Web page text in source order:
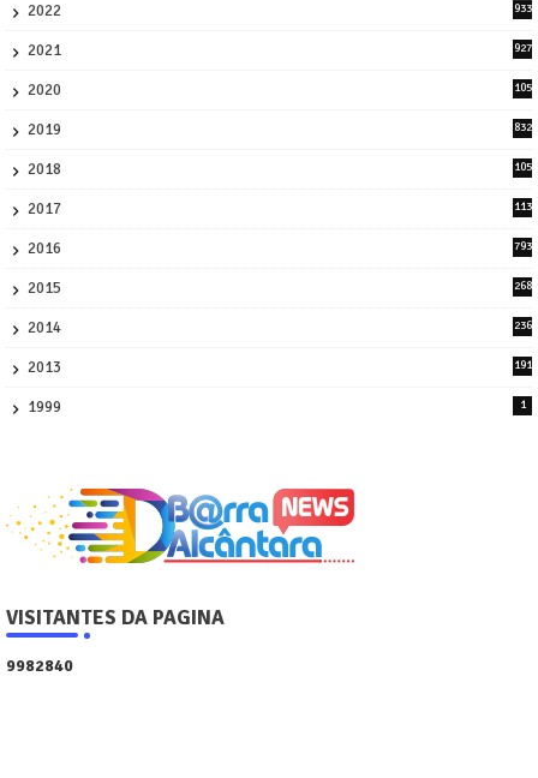
2022
933
2021
927
2020
105
2019
832
2018
105
2017
113
2016
793
2015
268
2014
236
2013
191
1999 1
VISITANTES DA PAGINA
9982840